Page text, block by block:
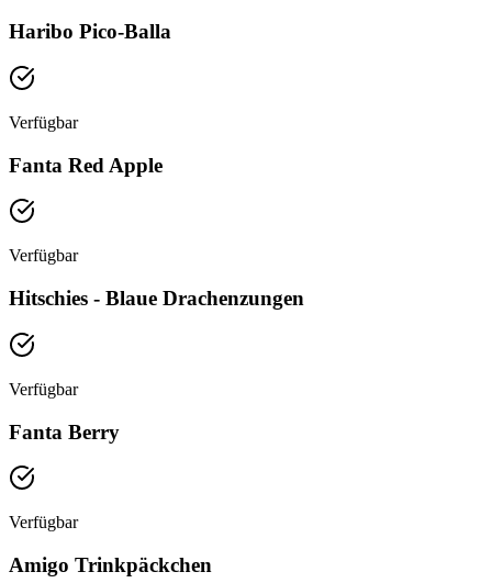
Haribo Pico-Balla
Verfügbar
Fanta Red Apple
Verfügbar
Hitschies - Blaue Drachenzungen
Verfügbar
Fanta Berry
Verfügbar
Amigo Trinkpäckchen